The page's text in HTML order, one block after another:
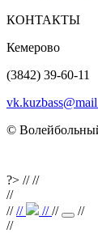
КОНТАКТЫ
Кемерово
(3842) 39-60-11
©
?> ////
//
//// ////
//
//